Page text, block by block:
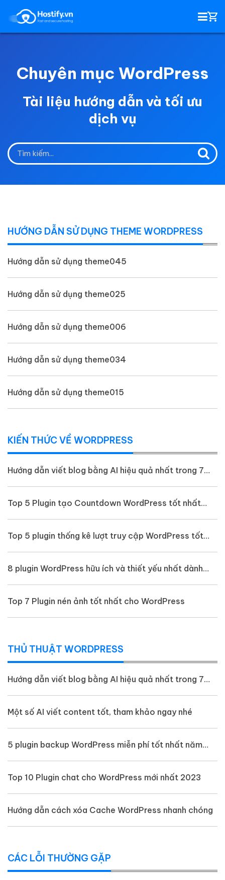
HOSTING
TÊN MIỀN
SSL
Chuyên mục WordPress
Tài liệu hướng dẫn và tối ưu
dịch vụ
HƯỚNG DẪN SỬ DỤNG THEME WORDPRESS
Hướng dẫn sử dụng theme045
Hướng dẫn sử dụng theme025
Hướng dẫn sử dụng theme006
Hướng dẫn sử dụng theme034
Hướng dẫn sử dụng theme015
KIẾN THỨC VỀ WORDPRESS
Hướng dẫn viết blog bằng AI hiệu quả nhất trong 7
Top 5 Plugin tạo Countdown WordPress tốt nhất
Top 5 plugin thống kê lượt truy cập WordPress tốt
8 plugin WordPress hữu ích và thiết yếu nhất dành
Top 7 Plugin nén ảnh tốt nhất cho WordPress
THỦ THUẬT WORDPRESS
Hướng dẫn viết blog bằng AI hiệu quả nhất trong 7
Một số AI viết content tốt, tham khảo ngay nhé
5 plugin backup WordPress miễn phí tốt nhất năm
Top 10 Plugin chat cho WordPress mới nhất 2023
Hướng dẫn cách xóa Cache WordPress nhanh chóng
CÁC LỖI THƯỜNG GẶP